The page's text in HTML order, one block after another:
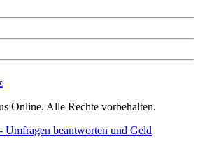
Online. Alle Rechte vorbehalten.